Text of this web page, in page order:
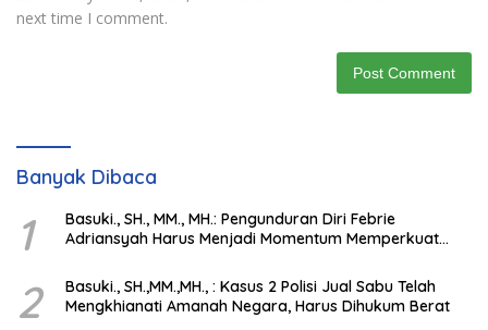
next time I comment.
Banyak Dibaca
1
Basuki., SH., MM., MH.: Pengunduran Diri Febrie
Adriansyah Harus Menjadi Momentum Memperkuat
2
Basuki., SH.,MM.,MH., : Kasus 2 Polisi Jual Sabu Telah
Mengkhianati Amanah Negara, Harus Dihukum Berat